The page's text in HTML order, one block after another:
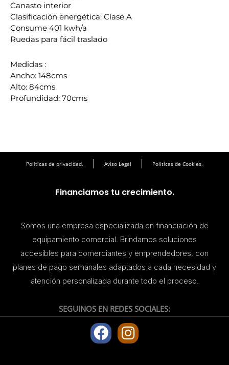
Canasto interior
Clasificación energética: Clase A
Consume 401 kwh/a
Ruedas para fácil traslado
Medidas :
Ancho: 148cms
Alto: 84cms
Profundidad: 70cms
Politicas de privacidad. Aviso Legal Politicas de Cookies.
Financiamos tu crecimiento.
Somos una empresa especializada en financiación de
equipamiento comercial. Brindamos soluciones
accesibles para comerciantes y emprendedores, con
planes de pago semanales adaptados a cada necesidad y
atención personalizada durante todo el proceso.
SEGUINOS EN REDES SOCIALES:
F
a
I
n